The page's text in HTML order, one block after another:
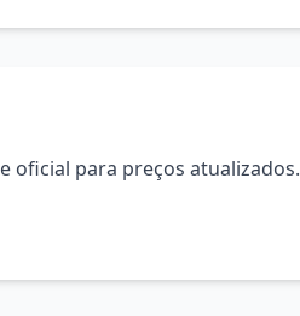
oficial para preços atualizados.